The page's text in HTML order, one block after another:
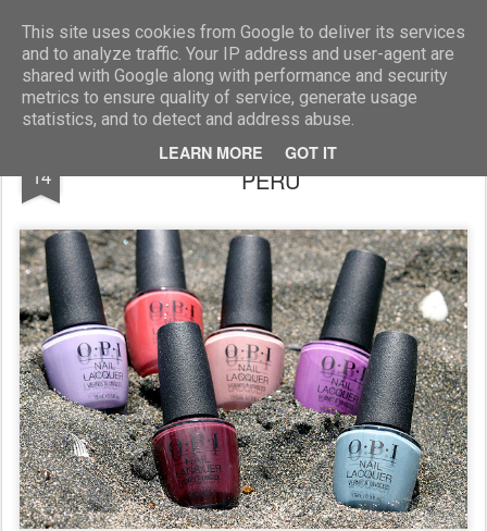
This site uses cookies from Google to deliver its services
and to analyze traffic. Your IP address and user-agent are
shared with Google along with performance and security
metrics to ensure quality of service, generate usage
statistics, and to detect and address abuse.
LEARN MORE GOT IT
Blog Moniszona
14
OPI JESIEŃ/ZIMA 2018 KOLEKCJA
PERU